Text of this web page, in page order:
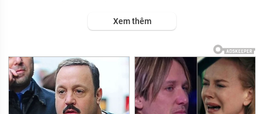
Xem thêm